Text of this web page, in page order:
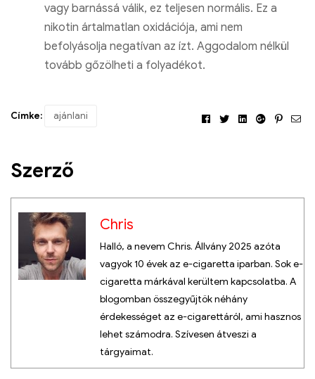
vagy barnássá válik, ez teljesen normális. Ez a
nikotin ártalmatlan oxidációja, ami nem
befolyásolja negatívan az ízt. Aggodalom nélkül
tovább gőzölheti a folyadékot.
Címke: ajánlani FacebookTwitterLinkedinGoogle+
Szerző
Chris
Halló, a nevem Chris. Állvány 2025 azóta
vagyok 10 évek az e-cigaretta iparban. Sok e-
cigaretta márkával kerültem kapcsolatba. A
blogomban összegyűjtök néhány
érdekességet az e-cigarettáról, ami hasznos
lehet számodra. Szívesen átveszi a
tárgyaimat.